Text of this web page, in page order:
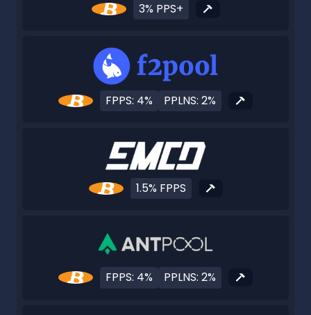
3% PPS+
FPPS: 4% PPLNS: 2%
1.5% FPPS
FPPS: 4% PPLNS: 2%